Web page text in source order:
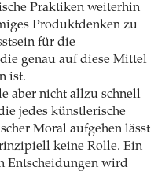
Praktiken weiterhin
Produktdenken zu
für die
genau auf diese Mittel
ist.
aber nicht allzu schnell
jedes künstlerische
Moral aufgehen lässt
keine Rolle. Ein
Entscheidungen wird